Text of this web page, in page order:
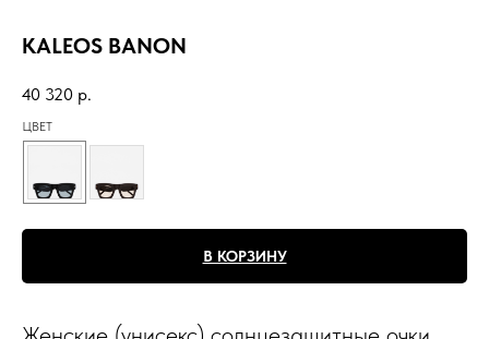
KALEOS BANON
40 320 р.
ЦВЕТ
В КОРЗИНУ